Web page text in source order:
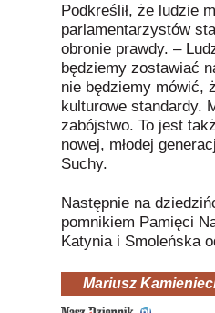
Podkreślił, że ludzie
parlamentarzystów
obronie prawdy. –
będziemy zostawiać
nie będziemy mówić,
kulturowe standardy.
zabójstwo. To jest
nowej, młodej
Suchy.
Następnie na
pomnikiem Pamięci
Katynia i Smoleńska
Mariusz